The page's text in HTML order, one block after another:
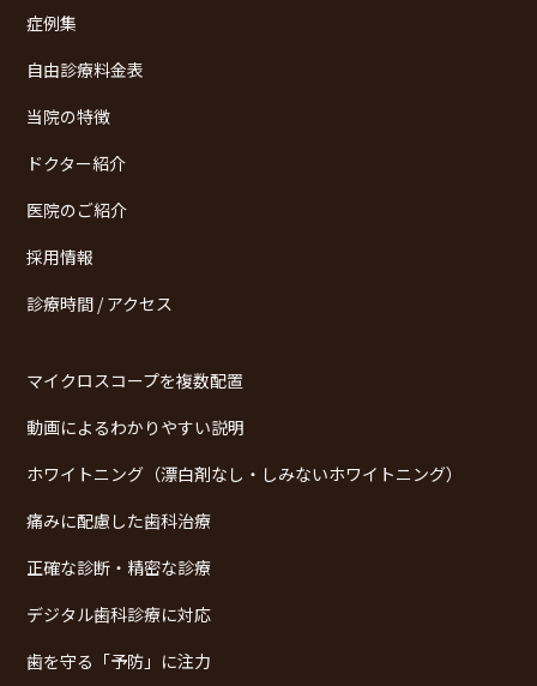
症例集
自由診療料金表
当院の特徴
ドクター紹介
医院のご紹介
採用情報
診療時間 / アクセス
マイクロスコープを複数配置
動画によるわかりやすい説明
ホワイトニング（漂白剤なし・しみないホワイトニング）
痛みに配慮した歯科治療
正確な診断・精密な診療
デジタル歯科診療に対応
歯を守る「予防」に注力